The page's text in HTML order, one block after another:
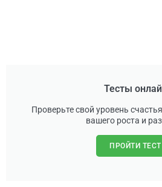
Тесты
Проверьте свой уровень
вашего роста и
ПРОЙТИ ТЕСТ